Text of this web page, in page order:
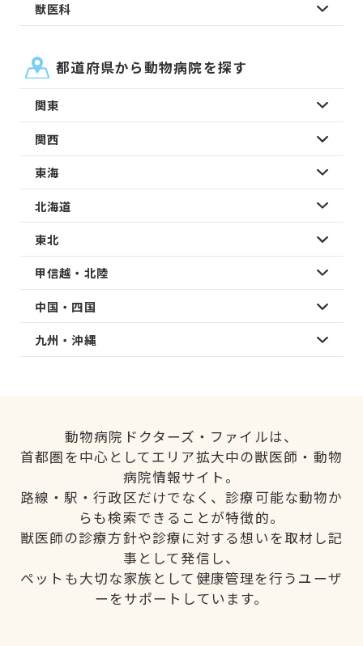
獣医科
都道府県から動物病院を探す
関東
関西
東海
北海道
東北
甲信越・北陸
中国・四国
九州・沖縄
動物病院ドクターズ・ファイルは、
首都圏を中心としてエリア拡大中の獣医師・動物
病院情報サイト。
路線・駅・行政区だけでなく、診療可能な動物か
らも検索できることが特徴的。
獣医師の診療方針や診療に対する想いを取材し記
事として発信し、
ペットも大切な家族として健康管理を行うユーザ
ーをサポートしています。